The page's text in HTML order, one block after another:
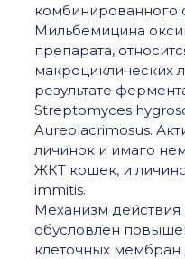
комбинированного
Мильбемицина
препарата,
макроциклических
результате
Streptomyces
Aureolacrimosus.
личинок и имаго
ЖКТ кошек, и
immitis.
Механизм
обусловлен
клеточных мембран